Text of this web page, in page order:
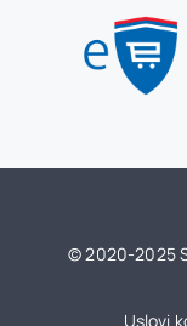
© 2020-2025
Uslovi